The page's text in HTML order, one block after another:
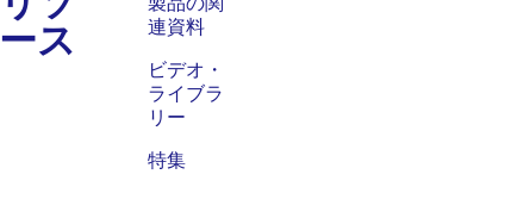
ース
連資料
ビデオ・
ライブラ
リー
特集